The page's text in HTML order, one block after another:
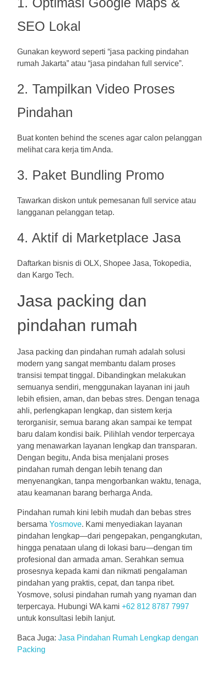
SEO Lokal
Gunakan keyword seperti “jasa packing pindahan
rumah Jakarta” atau “jasa pindahan full service”.
2. Tampilkan Video Proses
Pindahan
Buat konten behind the scenes agar calon pelanggan
melihat cara kerja tim Anda.
3. Paket Bundling Promo
Tawarkan diskon untuk pemesanan full service atau
langganan pelanggan tetap.
4. Aktif di Marketplace Jasa
Daftarkan bisnis di OLX, Shopee Jasa, Tokopedia,
dan Kargo Tech.
Jasa packing dan
pindahan rumah
Jasa packing dan pindahan rumah adalah solusi
modern yang sangat membantu dalam proses
transisi tempat tinggal. Dibandingkan melakukan
semuanya sendiri, menggunakan layanan ini jauh
lebih efisien, aman, dan bebas stres. Dengan tenaga
ahli, perlengkapan lengkap, dan sistem kerja
terorganisir, semua barang akan sampai ke tempat
baru dalam kondisi baik. Pilihlah vendor terpercaya
yang menawarkan layanan lengkap dan transparan.
Dengan begitu, Anda bisa menjalani proses
pindahan rumah dengan lebih tenang dan
menyenangkan, tanpa mengorbankan waktu, tenaga,
atau keamanan barang berharga Anda.
Pindahan rumah kini lebih mudah dan bebas stres
bersama Yosmove. Kami menyediakan layanan
pindahan lengkap—dari pengepakan, pengangkutan,
hingga penataan ulang di lokasi baru—dengan tim
profesional dan armada aman. Serahkan semua
prosesnya kepada kami dan nikmati pengalaman
pindahan yang praktis, cepat, dan tanpa ribet.
Yosmove, solusi pindahan rumah yang nyaman dan
terpercaya. Hubungi WA kami +62 812 8787 7997
untuk konsultasi lebih lanjut.
Baca Juga: Jasa Pindahan Rumah Lengkap dengan
Packing